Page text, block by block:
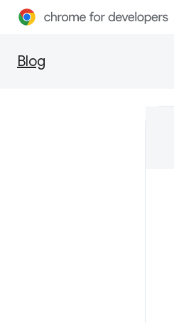
Blog